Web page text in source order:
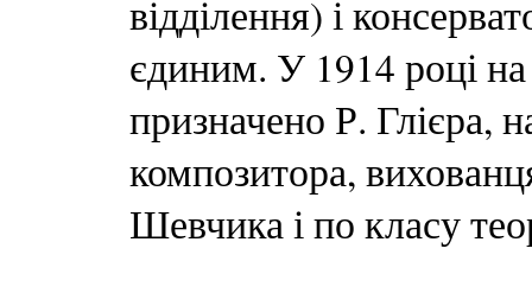
відділення) і
єдиним. У 1914 році
призначено Р. Глієра,
композитора,
Шевчика і по класу